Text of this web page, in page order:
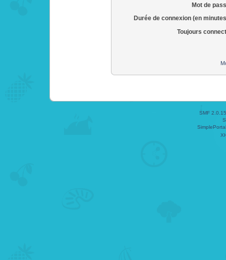
Mot de
Durée de connexion (en
Toujours
SMF 2.0.15